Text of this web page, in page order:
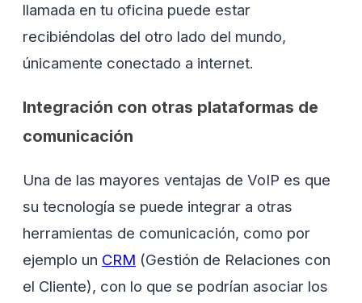
llamada en tu oficina puede estar
recibiéndolas del otro lado del mundo,
únicamente conectado a internet.
Integración con otras plataformas de
comunicación
Una de las mayores ventajas de VoIP es que
su tecnología se puede integrar a otras
herramientas de comunicación, como por
ejemplo un CRM (Gestión de Relaciones con
el Cliente), con lo que se podrían asociar los